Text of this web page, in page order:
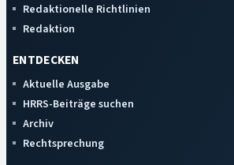
Redaktionelle Richtlinien
Redaktion
ENTDECKEN
Aktuelle Ausgabe
HRRS-Beiträge suchen
Archiv
Rechtsprechung